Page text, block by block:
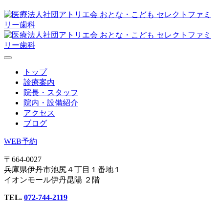
トップ
診療案内
院長・スタッフ
院内・設備紹介
アクセス
ブログ
WEB予約
〒664-0027
兵庫県伊丹市池尻４丁目１番地１
イオンモール伊丹昆陽 ２階
TEL. 072-744-2119